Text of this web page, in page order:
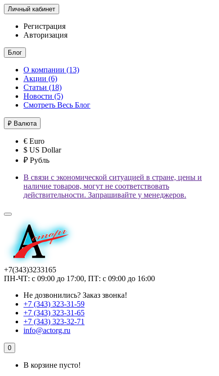
Личный кабинет
Регистрация
Авторизация
Блог
О компании (13)
Акции (6)
Статьи (18)
Новости (5)
Смотреть Весь Блог
₽ Валюта
€ Euro
$ US Dollar
₽ Рубль
В связи с экономической ситуацией в стране, цены и
наличие товаров, могут не соответствовать
действительности. Запрашивайте у менеджеров.
+7(343)3233165
ПН-ЧТ: с 09:00 до 17:00, ПТ: с 09:00 до 16:00
Не дозвонились? Заказ звонка!
+7 (343) 323-31-59
+7 (343) 323-31-65
+7 (343) 323-32-71
info@actorg.ru
0
В корзине пусто!